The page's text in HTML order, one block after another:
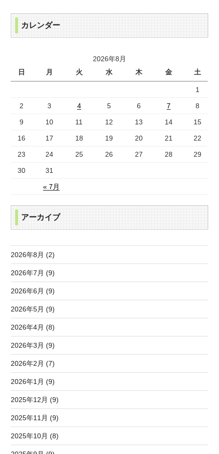
カレンダー
2026年8月
日
月 火 水 木 金 土
« 7月
1
2 3 4 5 6 7 8
9 10 11 12 13 14 15
16 17 18 19 20 21 22
23 24 25 26 27 28 29
30 31
アーカイブ
2026年8月 (2)
2026年7月 (9)
2026年6月 (9)
2026年5月 (9)
2026年4月 (8)
2026年3月 (9)
2026年2月 (7)
2026年1月 (9)
2025年12月 (9)
2025年11月 (9)
2025年10月 (8)